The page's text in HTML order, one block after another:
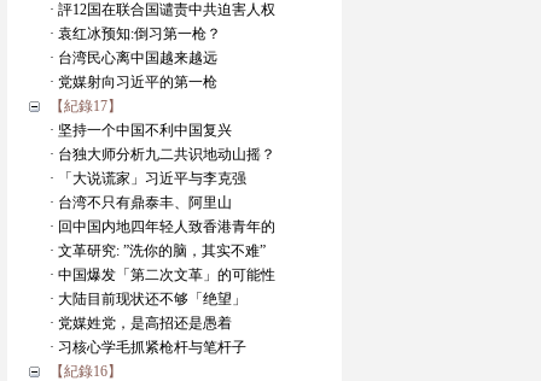
· 評12国在联合国谴责中共迫害人权
· 袁红冰预知:倒习第一枪？
· 台湾民心离中国越来越远
· 党媒射向习近平的第一枪
【紀錄17】
· 坚持一个中国不利中国复兴
· 台独大师分析九二共识地动山摇？
· 「大说谎家」习近平与李克强
· 台湾不只有鼎泰丰、阿里山
· 回中国内地四年轻人致香港青年的
· 文革研究: ”洗你的脑，其实不难”
· 中国爆发「第二次文革」的可能性
· 大陆目前现状还不够「绝望」
· 党媒姓党，是高招还是愚着
· 习核心学毛抓紧枪杆与笔杆子
【紀錄16】